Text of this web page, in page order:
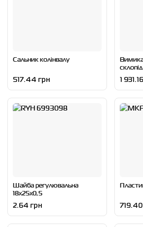
Сальник колінвалу
517.44 грн 1
Шайба регулювальна
18x25x0,5
2.64 грн 719.40